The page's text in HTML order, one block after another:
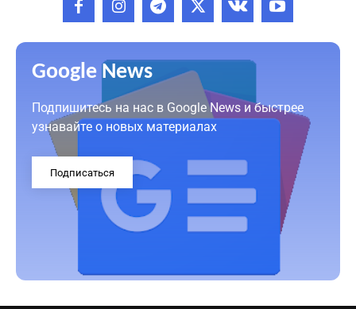
Google News
Подпишитесь на нас в Google News и быстрее
узнавайте о новых материалах
Подписаться